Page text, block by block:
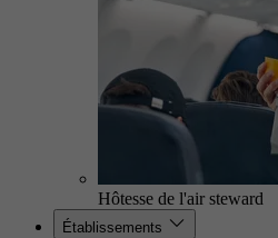
Hôtesse de l'air steward
Établissements